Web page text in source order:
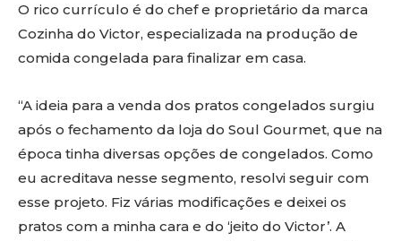
O rico currículo é do chef e proprietário da marca
Cozinha do Victor, especializada na produção de
comida congelada para finalizar em casa.
“A ideia para a venda dos pratos congelados surgiu
após o fechamento da loja do Soul Gourmet, que na
época tinha diversas opções de congelados. Como
eu acreditava nesse segmento, resolvi seguir com
esse projeto. Fiz várias modificações e deixei os
pratos com a minha cara e do ‘jeito do Victor’. A